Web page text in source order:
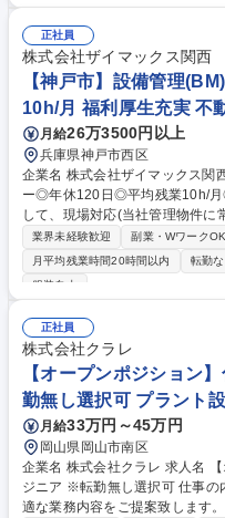
建物周年検査の実施(検査・指導
ェック(管理会社への確認・指導
会社への依頼交渉等) 募集職種 【建物保全管理】◎安定した財務基盤/残業
月5h未満/休日120日以上/働き方
正社員
株式会社ザイマックス関西
【神戸市】設備管理
10h/月 福利厚生充実 不
月給26万3500円以上
兵庫県神戸市西区
企業名 株式会社ザイマックス関西 求人名 【神戸市】設備管理(BM)/リ
ー◎年休120日◎平均残業10h/月◎福利厚生充実
して、現場対応(当社管理物件に
実施)をメインに新人育成も一部
テップアップしていただくことを期待して
件：同社が受託管理するオフィ
視、点検や各種法令に基づく業
やレポート作成業務 ※建物の改変を伴う作
市】設備管理(BM)/リーダー◎年
業界未経験歓迎 副業・WワークOK
月平均残業時間20時間以内
転勤な
服装自由
正社員
株式会社クラレ
【オープンポジション
勤無し選択可 プラント
月給33万円～45万円
岡山県岡山市南区
企業名 株式会社クラレ 求人名 【オープンポジション】化学プラントエン
ジニア ※転勤無し選択可 仕事の内容 【募集ポジション例】※以下から最
適な業務内容をご提案致します